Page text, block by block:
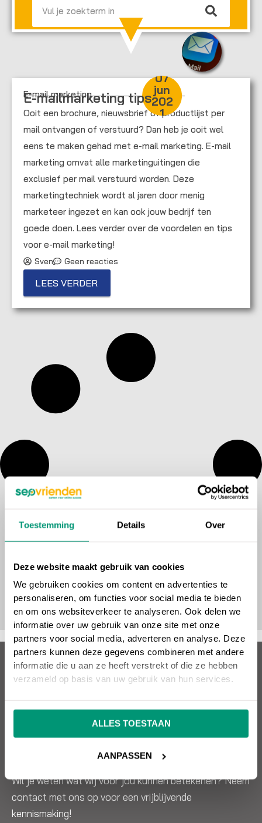
Toestemming Details Over
Deze website maakt gebruik van cookies
We gebruiken cookies om content en advertenties te
personaliseren, om functies voor social media te bieden
en om ons websiteverkeer te analyseren. Ook delen we
informatie over uw gebruik van onze site met onze
partners voor social media, adverteren en analyse. Deze
partners kunnen deze gegevens combineren met andere
informatie die u aan ze heeft verstrekt of die ze hebben
verzameld op basis van uw gebruik van hun services.
ALLES TOESTAAN
AANPASSEN
E-mail marketing
07
jun
202
1
E-mailmarketing tips
Ooit een brochure, nieuwsbrief of productlijst per
mail ontvangen of verstuurd? Dan heb je ooit wel
eens te maken gehad met e-mail marketing. E-mail
marketing omvat alle marketinguitingen die
exclusief per mail verstuurd worden. Deze
marketingtechniek wordt al jaren door menig
marketeer ingezet en kan ook jouw bedrijf ten
goede doen. Lees verder over de voordelen en tips
voor e-mail marketing!
Sven Geen reacties
LEES VERDER
Over SEO vrienden
SEO vrienden helpt je hier graag mee! Snel, kundig en
effectief. SEO, Google Ads, design, websitebouw en
Wil je weten wat wij voor jou kunnen betekenen? Neem
contact met ons op voor een vrijblijvende
kennismaking!